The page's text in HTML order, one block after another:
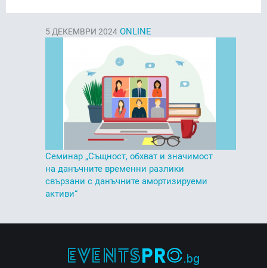
5 ДЕКЕМВРИ 2024 ONLINE
Семинар „Същност, обхват и значимост
на данъчните временни разлики
свързани с данъчните амортизируеми
активи“